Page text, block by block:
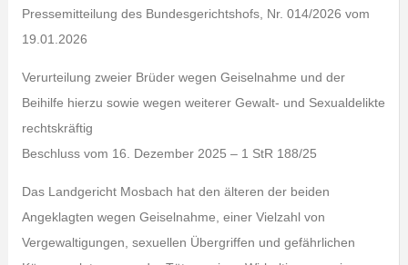
Pressemitteilung des Bundesgerichtshofs, Nr. 014/2026 vom
19.01.2026
Verurteilung zweier Brüder wegen Geiselnahme und der
Beihilfe hierzu sowie wegen weiterer Gewalt- und Sexualdelikte
rechtskräftig
Beschluss vom 16. Dezember 2025 – 1 StR 188/25
Das Landgericht Mosbach hat den älteren der beiden
Angeklagten wegen Geiselnahme, einer Vielzahl von
Vergewaltigungen, sexuellen Übergriffen und gefährlichen